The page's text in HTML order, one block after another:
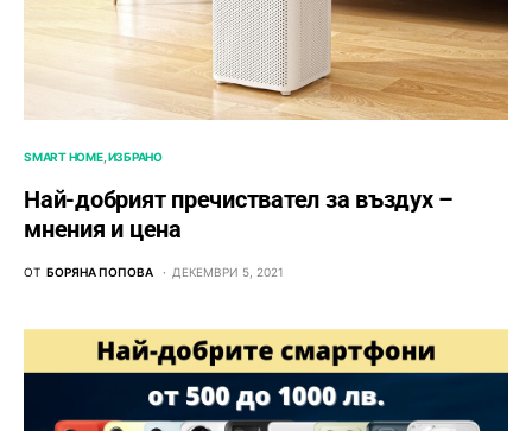
SMART HOME ИЗБРАНО
Най-добрият пречиствател за въздух –
мнения и цена
ОТ БОРЯНА ПОПОВА ДЕКЕМВРИ 5, 2021